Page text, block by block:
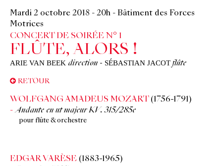
Mardi 2 octobre 2018 - 20h - Bâtiment des Forces
Motrices
CONCERT DE SOIRÉE N° 1
FLÛTE, ALORS !
ARIE VAN BEEK direction - SÉBASTIAN JACOT flûte
RETOUR
WOLFGANG AMADEUS MOZART(1756-1791)
Andante en ut majeur KV. 315/285e
pour flûte & orchestre
EDGAR VARÈSE (1883-1965)